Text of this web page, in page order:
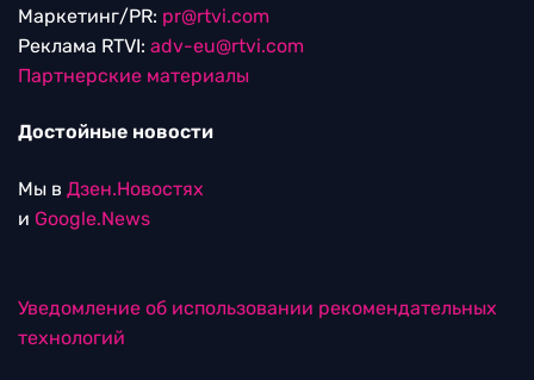
Маркетинг/PR: pr@rtvi.com
Реклама RTVI: adv-eu@rtvi.com
Партнерские материалы
Достойные новости
Мы в Дзен.Новостях
и Google.News
Уведомление об использовании рекомендательных
технологий